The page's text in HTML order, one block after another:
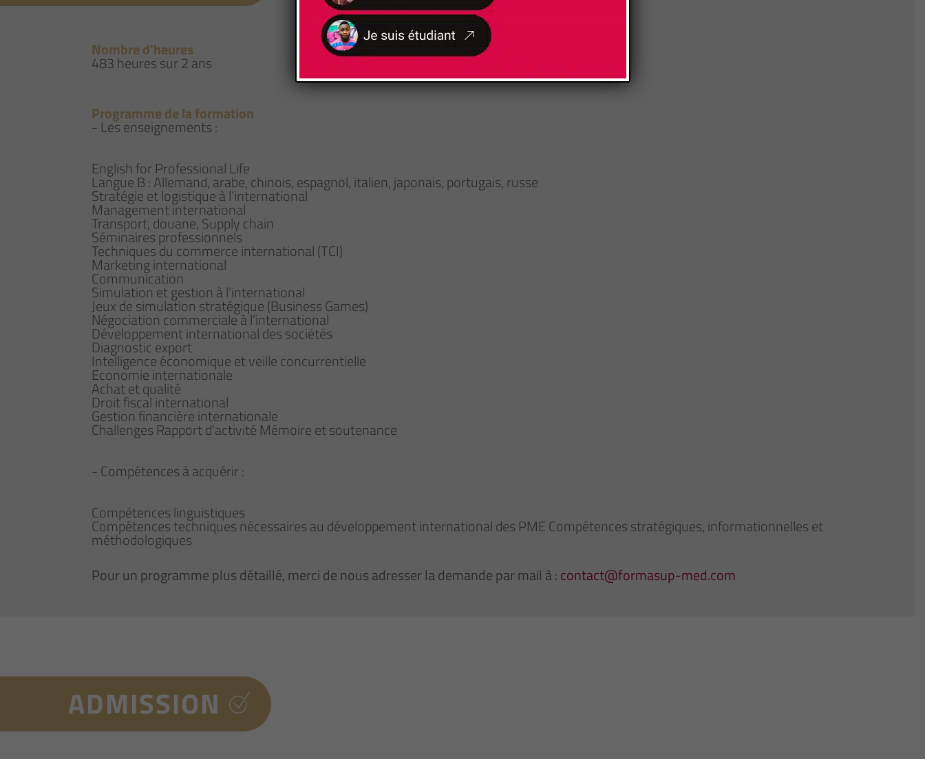
Nombre d'heures
483 heures sur 2 ans
Rythme d'alternance
3 semaines entreprise / 1 semaine de formation
Programme de la formation
- Les enseignements :
English for Professional Life
Langue B : Allemand, arabe, chinois, espagnol, italien, japonais, portugais, russe
Stratégie et logistique à l’international
Management international
Transport, douane, Supply chain
Séminaires professionnels
Techniques du commerce international (TCI)
Marketing international
Communication
Simulation et gestion à l’international
Jeux de simulation stratégique (Business Games)
Négociation commerciale à l’international
Développement international des sociétés
Diagnostic export
Intelligence économique et veille concurrentielle
Economie internationale
Achat et qualité
Droit fiscal international
Gestion financière internationale
Challenges Rapport d'activité Mémoire et soutenance
- Compétences à acquérir :
Compétences linguistiques
Compétences techniques nécessaires au développement international des PME Compétences stratégiques, informationnelles et
méthodologiques
Pour un programme plus détaillé, merci de nous adresser la demande par mail à :contact@formasup-med.com
ADMISSION